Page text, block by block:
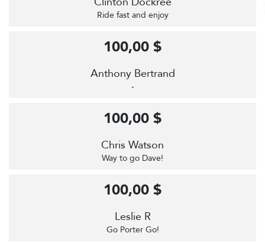
Ride fast and enjoy
Anthony Bertrand
-
100,00 $
Chris Watson
Way to go Dave!
100,00 $
Leslie R
Go Porter Go!
100,00 $